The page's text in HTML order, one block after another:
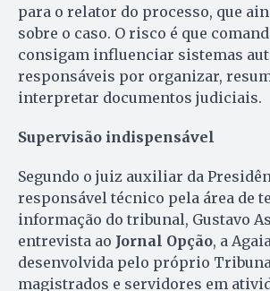
para o relator do processo, que
sobre o caso. O risco é que
consigam influenciar sistemas
responsáveis por organizar,
interpretar documentos judiciais.
Supervisão indispensável
Segundo o juiz auxiliar da
responsável técnico pela área de
informação do tribunal, Gustavo
entrevista ao Jornal Opção, a
desenvolvida pelo próprio
magistrados e servidores em